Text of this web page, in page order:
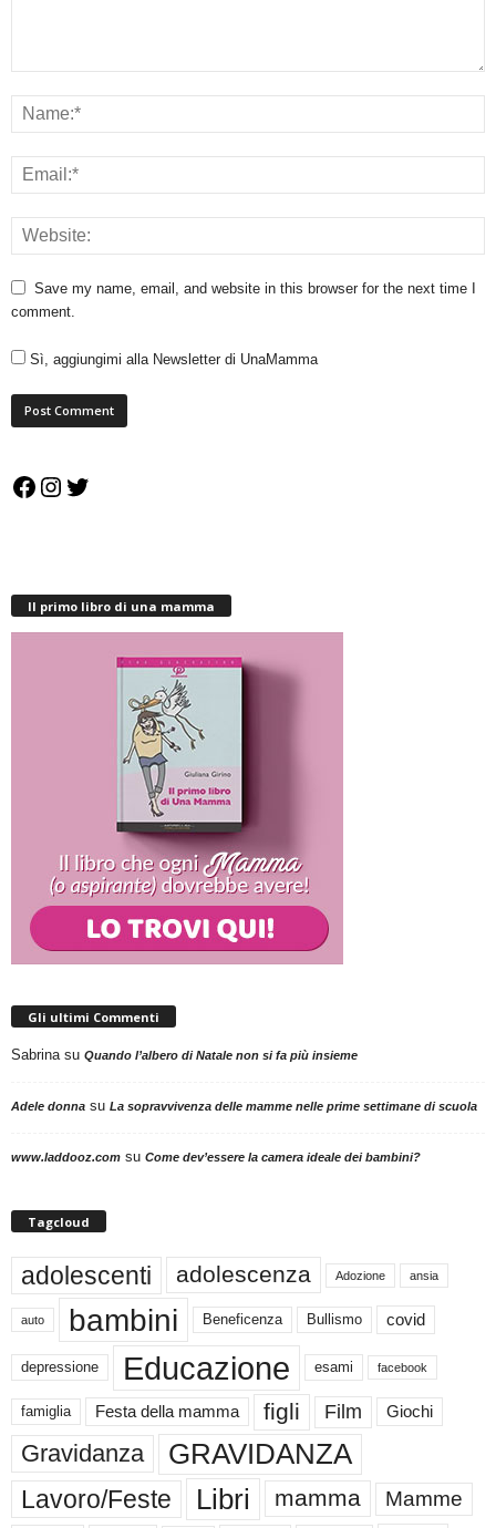
Save my name, email, and website in this browser for the next time I
comment.
Sì, aggiungimi alla Newsletter di UnaMamma
Facebook
Instagram
Twitter
Il primo libro di una mamma
Gli ultimi Commenti
Sabrina su Quando l’albero di Natale non si fa più insieme
Adele donna su La sopravvivenza delle mamme nelle prime settimane di scuola
www.laddooz.com su Come dev’essere la camera ideale dei bambini?
Tagcloud
adolescenti adolescenza Adozione ansia
auto bambini Beneficenza Bullismo covid
depressione Educazione esami facebook
famiglia Festa della mamma figli Film Giochi
Gravidanza GRAVIDANZA
Lavoro/Feste Libri mamma Mamme